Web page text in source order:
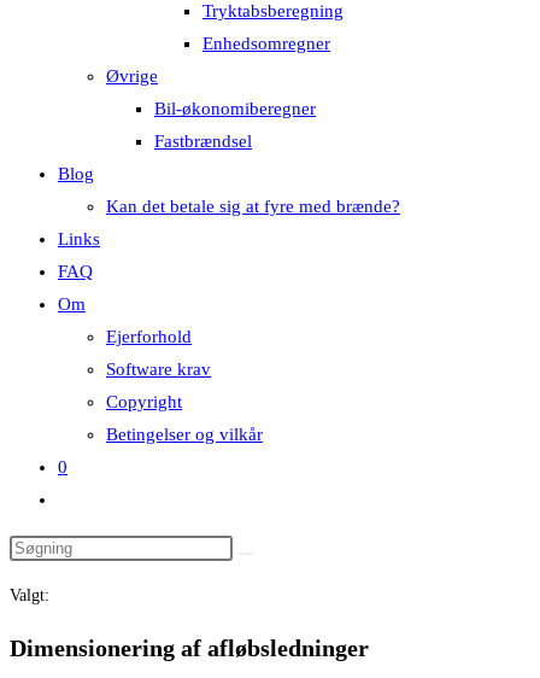
Tryktabsberegning
Enhedsomregner
Øvrige
Bil-økonomiberegner
Fastbrændsel
Blog
Kan det betale sig at fyre med brænde?
Links
FAQ
Om
Ejerforhold
Software krav
Copyright
Betingelser og vilkår
0
search
Valgt:
Dimensionering af afløbsledninger